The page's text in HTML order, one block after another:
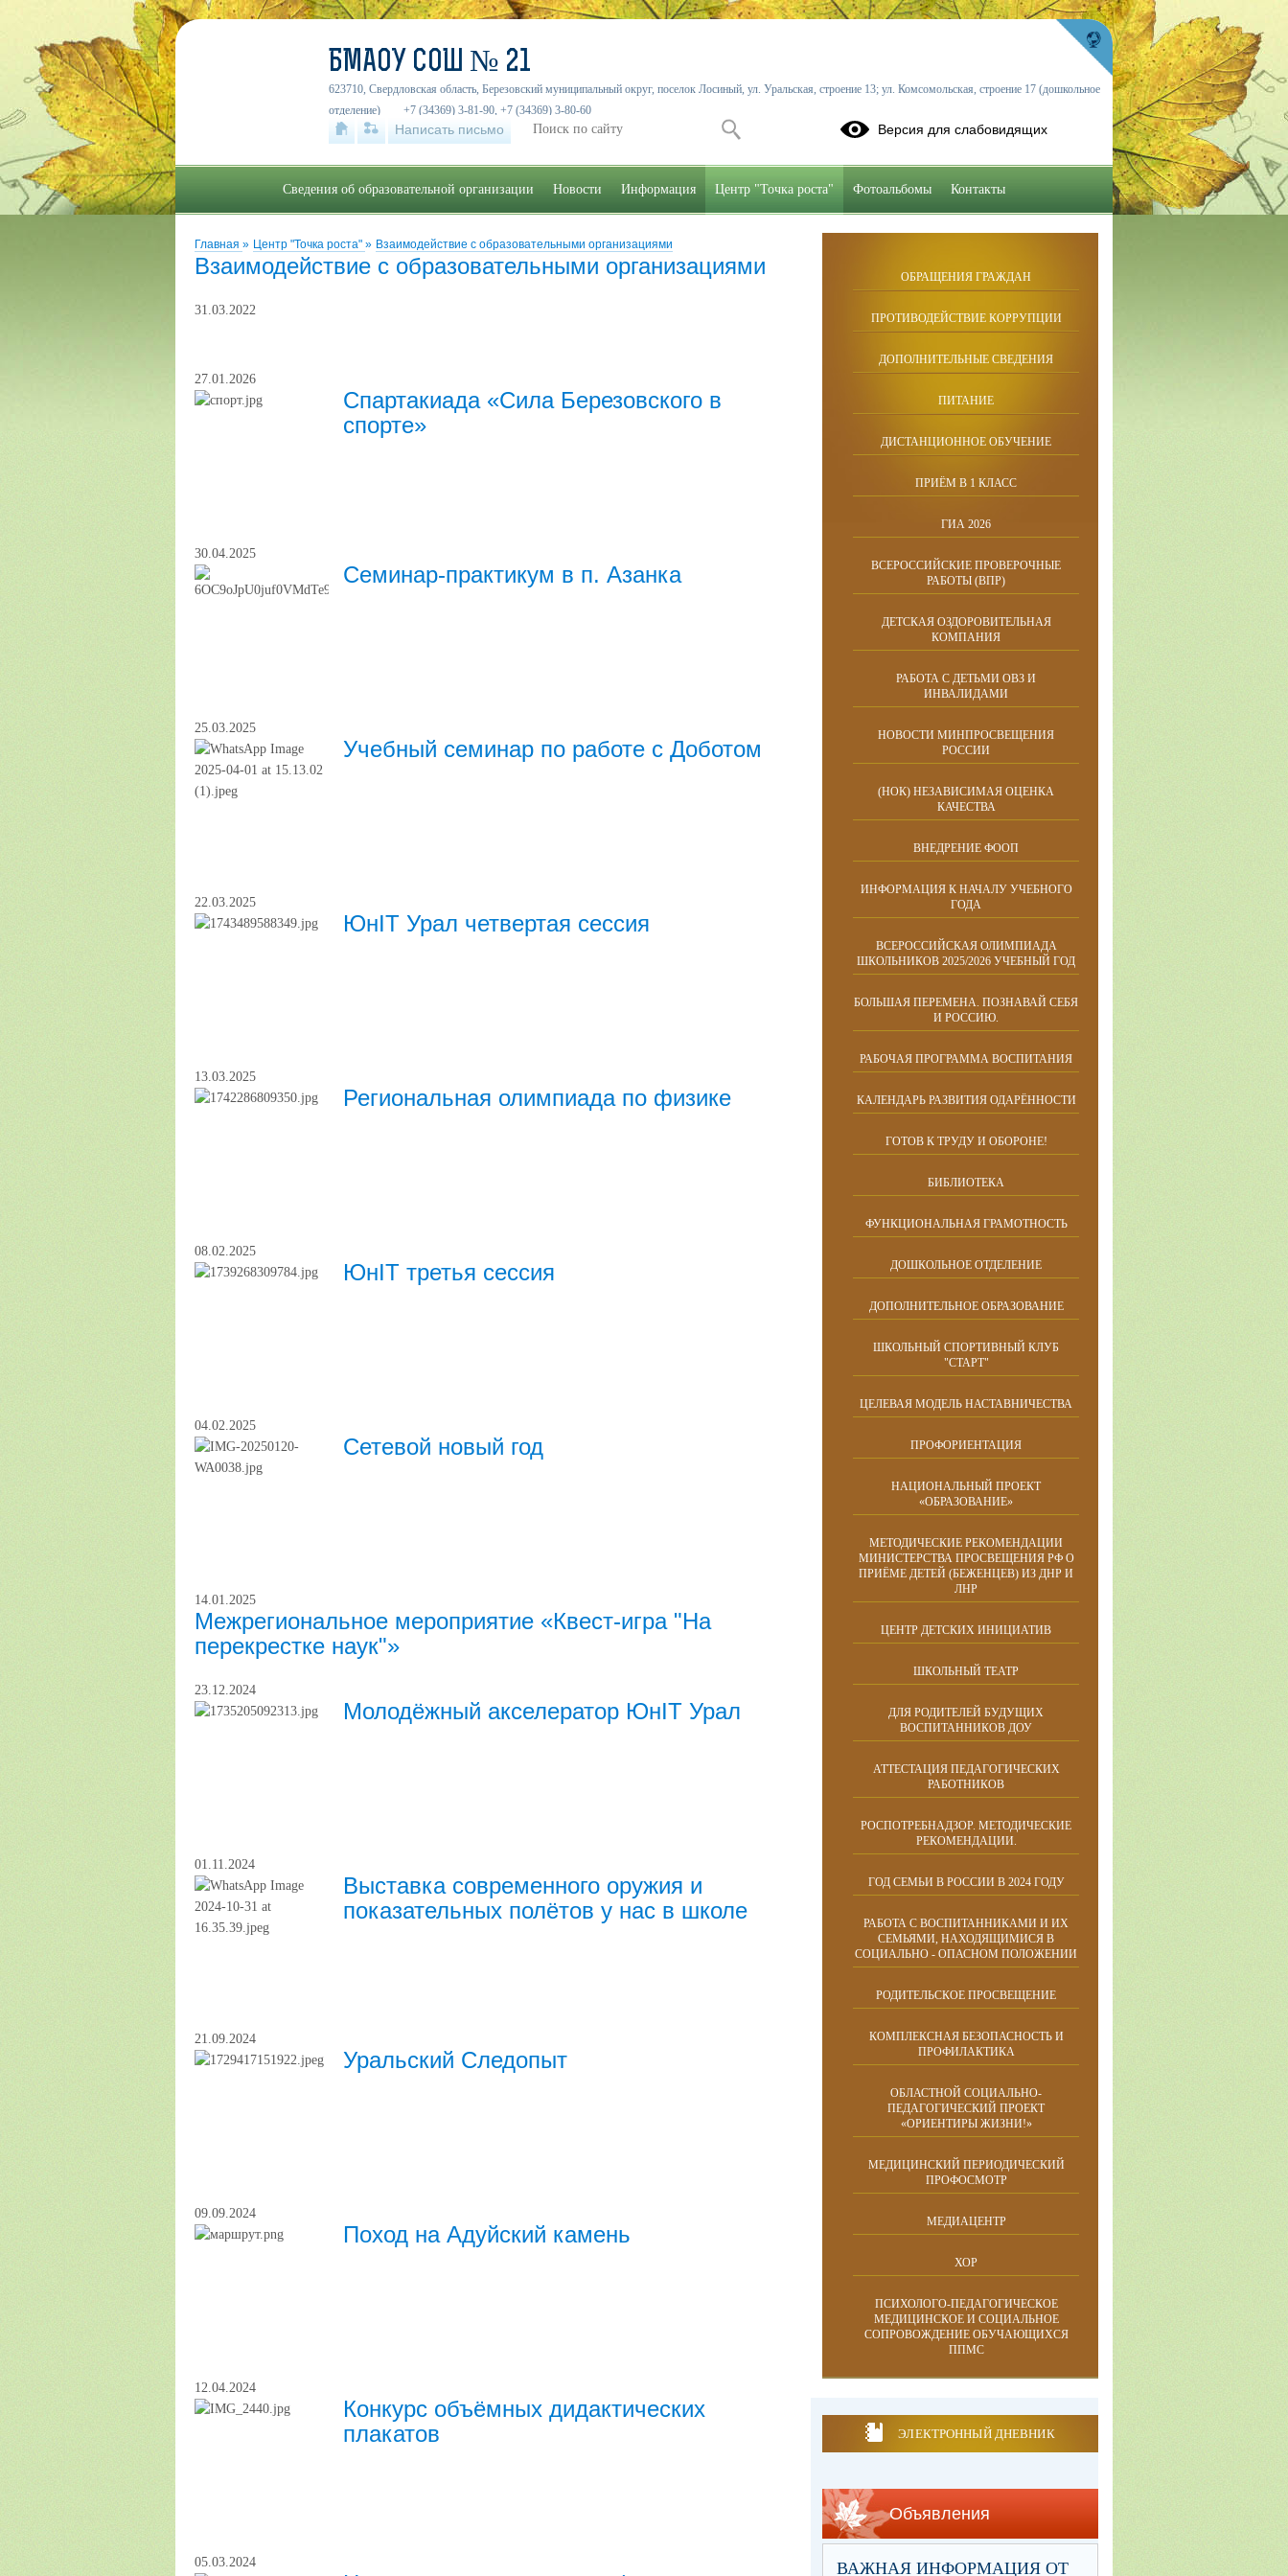
Главная » Центр "Точка роста" » Взаимодействие с образовательными организациями
Взаимодействие с образовательными организациями
31.03.2022
27.01.2026
Спартакиада «Сила Березовского в
спорте»
30.04.2025
Семинар-практикум в п. Азанка
25.03.2025
Учебный семинар по работе с Доботом
22.03.2025
ЮнIT Урал четвертая сессия
13.03.2025
Региональная олимпиада по физике
08.02.2025
ЮнIT третья сессия
04.02.2025
Сетевой новый год
14.01.2025
Межрегиональное мероприятие «Квест-игра "На
перекрестке наук"»
23.12.2024
Молодёжный акселератор ЮнIT Урал
01.11.2024
Выставка современного оружия и
показательных полётов у нас в школе
21.09.2024
Уральский Следопыт
09.09.2024
Поход на Адуйский камень
12.04.2024
Конкурс объёмных дидактических
плакатов
05.03.2024
ОБРАЩЕНИЯ ГРАЖДАН
ПРОТИВОДЕЙСТВИЕ КОРРУПЦИИ
ДОПОЛНИТЕЛЬНЫЕ СВЕДЕНИЯ
ПИТАНИЕ
ДИСТАНЦИОННОЕ ОБУЧЕНИЕ
ПРИЁМ В 1 КЛАСС
ГИА 2026
ВСЕРОССИЙСКИЕ ПРОВЕРОЧНЫЕ
РАБОТЫ (ВПР)
ДЕТСКАЯ ОЗДОРОВИТЕЛЬНАЯ
КОМПАНИЯ
РАБОТА С ДЕТЬМИ ОВЗ И
ИНВАЛИДАМИ
НОВОСТИ МИНПРОСВЕЩЕНИЯ
РОССИИ
(НОК) НЕЗАВИСИМАЯ ОЦЕНКА
КАЧЕСТВА
ВНЕДРЕНИЕ ФООП
ИНФОРМАЦИЯ К НАЧАЛУ УЧЕБНОГО
ГОДА
ВСЕРОССИЙСКАЯ ОЛИМПИАДА
ШКОЛЬНИКОВ 2025/2026 УЧЕБНЫЙ ГОД
БОЛЬШАЯ ПЕРЕМЕНА. ПОЗНАВАЙ СЕБЯ
И РОССИЮ.
РАБОЧАЯ ПРОГРАММА ВОСПИТАНИЯ
КАЛЕНДАРЬ РАЗВИТИЯ ОДАРЁННОСТИ
ГОТОВ К ТРУДУ И ОБОРОНЕ!
БИБЛИОТЕКА
ФУНКЦИОНАЛЬНАЯ ГРАМОТНОСТЬ
ДОШКОЛЬНОЕ ОТДЕЛЕНИЕ
ДОПОЛНИТЕЛЬНОЕ ОБРАЗОВАНИЕ
ШКОЛЬНЫЙ СПОРТИВНЫЙ КЛУБ
"СТАРТ"
ЦЕЛЕВАЯ МОДЕЛЬ НАСТАВНИЧЕСТВА
ПРОФОРИЕНТАЦИЯ
НАЦИОНАЛЬНЫЙ ПРОЕКТ
«ОБРАЗОВАНИЕ»
МЕТОДИЧЕСКИЕ РЕКОМЕНДАЦИИ
МИНИСТЕРСТВА ПРОСВЕЩЕНИЯ РФ О
ПРИЁМЕ ДЕТЕЙ (БЕЖЕНЦЕВ) ИЗ ДНР И
ЛНР
ЦЕНТР ДЕТСКИХ ИНИЦИАТИВ
ШКОЛЬНЫЙ ТЕАТР
ДЛЯ РОДИТЕЛЕЙ БУДУЩИХ
ВОСПИТАННИКОВ ДОУ
АТТЕСТАЦИЯ ПЕДАГОГИЧЕСКИХ
РАБОТНИКОВ
РОСПОТРЕБНАДЗОР. МЕТОДИЧЕСКИЕ
РЕКОМЕНДАЦИИ.
ГОД СЕМЬИ В РОССИИ В 2024 ГОДУ
РАБОТА С ВОСПИТАННИКАМИ И ИХ
СЕМЬЯМИ, НАХОДЯЩИМИСЯ В
СОЦИАЛЬНО - ОПАСНОМ ПОЛОЖЕНИИ
РОДИТЕЛЬСКОЕ ПРОСВЕЩЕНИЕ
КОМПЛЕКСНАЯ БЕЗОПАСНОСТЬ И
ПРОФИЛАКТИКА
ОБЛАСТНОЙ СОЦИАЛЬНО-
ПЕДАГОГИЧЕСКИЙ ПРОЕКТ
«ОРИЕНТИРЫ ЖИЗНИ!»
МЕДИЦИНСКИЙ ПЕРИОДИЧЕСКИЙ
ПРОФОСМОТР
МЕДИАЦЕНТР
ХОР
ПСИХОЛОГО-ПЕДАГОГИЧЕСКОЕ
МЕДИЦИНСКОЕ И СОЦИАЛЬНОЕ
СОПРОВОЖДЕНИЕ ОБУЧАЮЩИХСЯ
ППМС
ЭЛЕКТРОННЫЙ ДНЕВНИК
Объявления
ВАЖНАЯ ИНФОРМАЦИЯ ОТ
БМАОУ СОШ № 21
623710, Свердловская область, Березовский муниципальный округ, поселок Лосиный, ул. Уральская, строение 13; ул. Комсомольская, строение 17 (дошкольное
отделение)
+7 (34369) 3-81-90, +7 (34369) 3-80-60
Написать письмо Версия для слабовидящих
Сведения об образовательной организации Новости Информация Центр "Точка роста" Фотоальбомы Контакты